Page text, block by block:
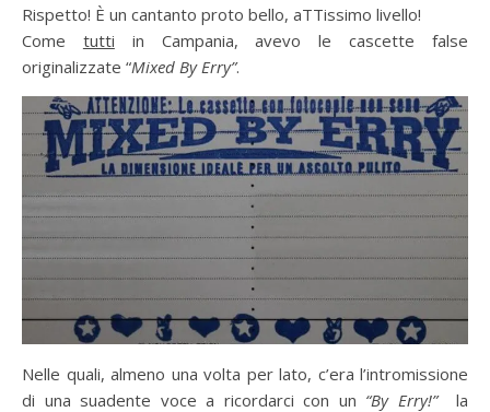
Rispetto! È un cantanto proto bello, aTTissimo livello!
Come tutti in Campania, avevo le cascette false
originalizzate “Mixed By Erry”.
Nelle quali, almeno una volta per lato, c’era l’intromissione
di una suadente voce a ricordarci con un “By Erry!”la